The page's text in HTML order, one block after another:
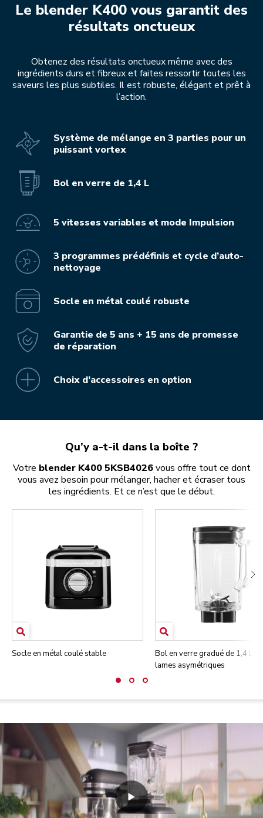
Le blender K400 vous garantit des
résultats onctueux
Obtenez des résultats onctueux même avec des
ingrédients durs et fibreux et faites ressortir toutes les
saveurs les plus subtiles. Il est robuste, élégant et prêt à
l’action.
Système de mélange en 3 parties pour un
puissant vortex
Bol en verre de 1,4 L
5 vitesses variables et mode Impulsion
3 programmes prédéfinis et cycle d’auto-
nettoyage
Socle en métal coulé robuste
Garantie de 5 ans + 15 ans de promesse
de réparation
Choix d’accessoires en option
Qu’y a-t-il dans la boîte ?
Votre blender K400 5KSB4026vous offre tout ce dont
vous avez besoin pour mélanger, hacher et écraser tous
les ingrédients. Et ce n’est que le début.
Socle en métal coulé stable
Bol en verre gradué de 1,4 L
lames asymétriques